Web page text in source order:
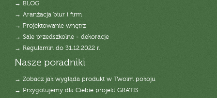
→ BLOG
→ Aranżacja biur i firm
→ Projektowanie wnętrz
→ Sale przedszkolne - dekoracje
→ Regulamin do 31.12.2022 r.
Nasze poradniki
→ Zobacz jak wygląda produkt w Twoim pokoju
→ Przygotujemy dla Ciebie projekt GRATIS